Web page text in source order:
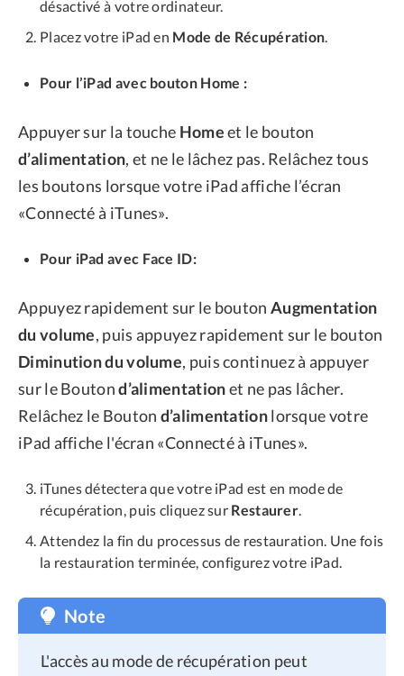
désactivé à votre ordinateur.
Placez votre iPad en Mode de Récupération
Pour l’iPad avec bouton Home :
Appuyer sur la touche Homeet le bouton
d’alimentation, et ne le lâchez pas. Relâchez tous
les boutons lorsque votre iPad affiche l’écran
«Connecté à iTunes».
Pour iPad avec Face ID:
Appuyez rapidement sur le bouton Augmentation
du volume, puis appuyez rapidement sur le bouton
Diminution du volume, puis continuez à appuyer
sur le Boutond’alimentationet ne pas lâcher.
Relâchez le Bouton d’alimentationlorsque votre
iPad affiche l'écran «Connecté à iTunes».
iTunes détectera que votre iPad est en mode de
récupération, puis cliquez sur Restaurer
Attendez la fin du processus de restauration. Une fois
la restauration terminée, configurez votre iPad.
Note
L'accès au mode de récupération peut